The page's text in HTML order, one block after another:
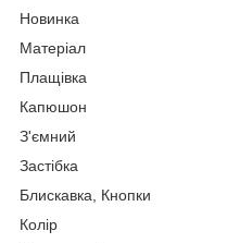
Новинка
Матеріал
Плащівка
Капюшон
З'ємний
Застібка
Блискавка, Кнопки
Колір